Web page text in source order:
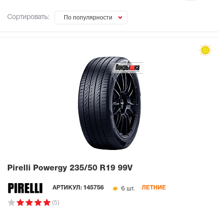
Сортировать: По популярности
Pirelli Powergy 235/50 R19 99V
АРТИКУЛ: 145756 6 шт. ЛЕТНИЕ
(5)